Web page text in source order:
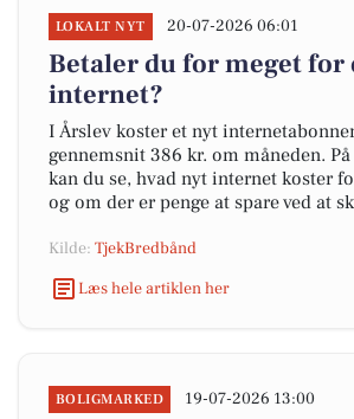
LOKALT NYT 20-07-2026 06:01
Betaler du for meget for
internet?
I Årslev koster et nyt
gennemsnit 386 kr. om måneden.
kan du se, hvad nyt internet koster
og om der er penge at spare ved at
Kilde: TjekBredbånd
Læs hele artiklen her
BOLIGMARKED 19-07-2026 13:00